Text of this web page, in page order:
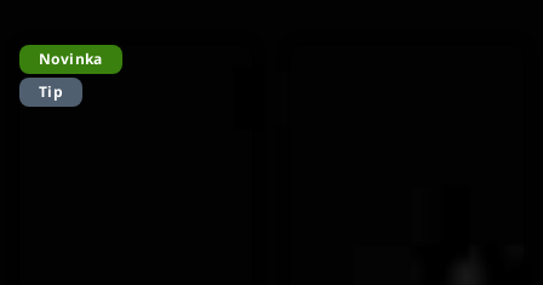
Novinka
Tip